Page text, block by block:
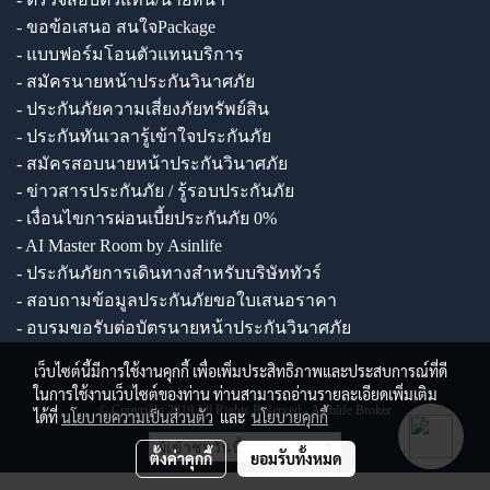
- ขอข้อเสนอ สนใจPackage
- แบบฟอร์มโอนตัวแทนบริการ
- สมัครนายหน้าประกันวินาศภัย
- ประกันภัยความเสี่ยงภัยทรัพย์สิน
- ประกันทันเวลารู้เข้าใจประกันภัย
- สมัครสอบนายหน้าประกันวินาศภัย
- ข่าวสารประกันภัย / รู้รอบประกันภัย
- เงื่อนไขการผ่อนเบี้ยประกันภัย 0%
- AI Master Room by Asinlife
- ประกันภัยการเดินทางสำหรับบริษัททัวร์
- สอบถามข้อมูลประกันภัยขอใบเสนอราคา
- อบรมขอรับต่อบัตรนายหน้าประกันวินาศภัย
© Copyright 2019 All Rights Reserved - Asinlife Broker
ผู้เข้าชมวันนี้ 1
เว็บไซต์นี้มีการใช้งานคุกกี้ เพื่อเพิ่มประสิทธิภาพและประสบการณ์ที่ดี
ในการใช้งานเว็บไซต์ของท่าน ท่านสามารถอ่านรายละเอียดเพิ่มเติม
ได้ที่นโยบายความเป็นส่วนตัว และนโยบายคุกกี้
ตั้งค่าคุกกี้ ยอมรับทั้งหมด